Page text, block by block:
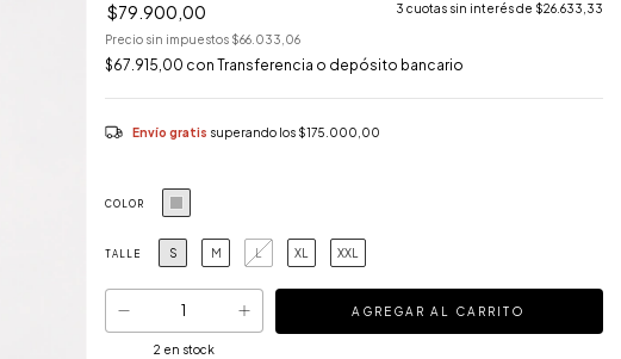
$79.900,00 3 cuotas sin interés de $26.633,33
Precio sin impuestos $66.033,06
$67.915,00 con Transferencia o depósito bancario
Envío gratis superando los $175.000,00
COLOR
TALLE S M L XL XXL
2 en stock